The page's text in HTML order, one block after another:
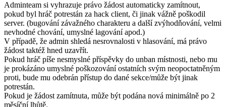
Adminteam si vyhrazuje právo žádost automaticky zamítnout,
pokud byl hráč potrestán za hack client, či jinak vážně poškodil
server. (bugování závažného charakteru a další zvýhodňování, velmi
nevhodné chování, umyslné lagování apod.)
V případě, že admin shledá nesrovnalosti v hlasování, má právo
žádost taktéž hned uzavřít.
Pokud hráč píše nesmyslné příspěvky do unban místnosti, nebo mu
je prokázáno umyslné poškozování ostatních svým neopoctatněným
proti, bude mu odebrán přístup do dané sekce/může být jinak
potrestán.
Pokud je žádost zamítnuta, může být podána nová minimálně po 2
měsíční lhůtě.